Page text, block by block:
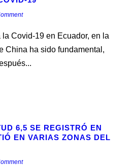
la Covid-19 en Ecuador, en la
China ha sido fundamental,
6,5 SE REGISTRÓ EN
EN VARIAS ZONAS DEL